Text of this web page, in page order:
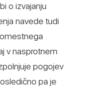
o izvajanju
navede tudi
v nasprotnem
pogojev
pa je